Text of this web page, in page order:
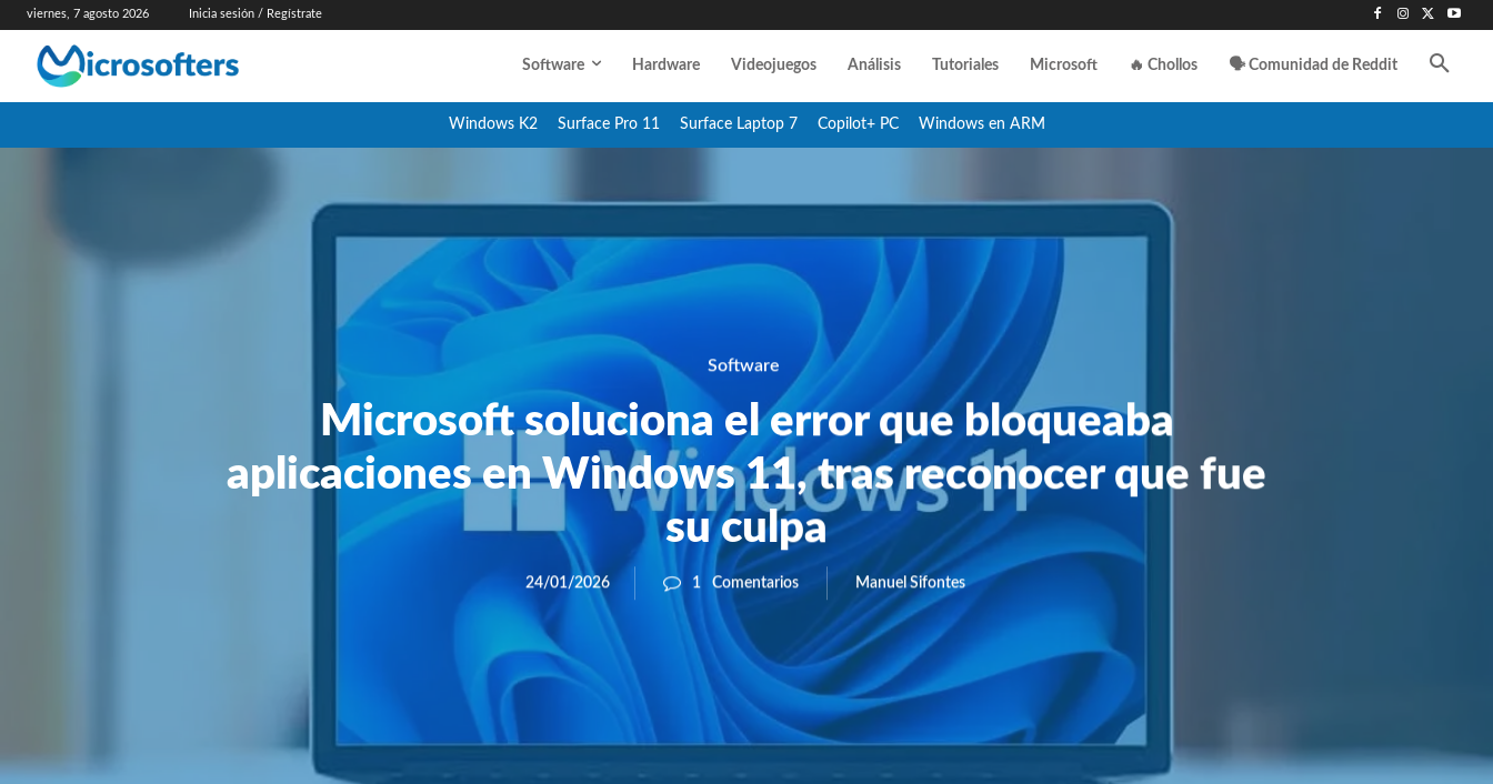
viernes, 7 agosto 2026 Inicia sesión / Regístrate
Software Hardware Videojuegos Análisis Tutoriales Microsoft 🔥 Chollos 🗣️ Comunidad de Reddit
Windows K2 Surface Pro 11 Surface Laptop 7 Copilot+ PC Windows en ARM
Software
Microsoft soluciona el error que bloqueaba
aplicaciones en Windows 11, tras reconocer que fue
su culpa
24/01/2026 1 Comentarios Manuel Sifontes